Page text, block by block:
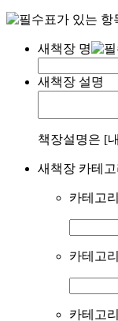
표가 있는 항
새책장 명
새책장 설명
책장설명은 [
새책장 카테고
카테고리
카테고리
카테고리